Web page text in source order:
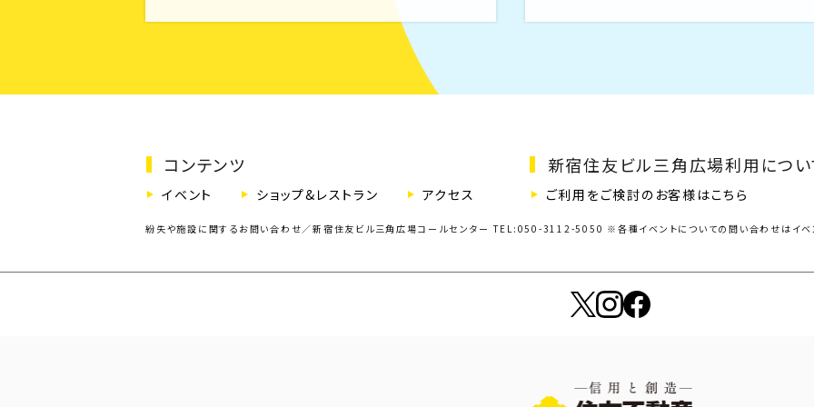
コンテンツ
イベント ショップ&レストラン アクセス
新宿住友ビル三角広場利用につい
ご利用をご検討のお客様はこちら
紛失や施設に関するお問い合わせ／新宿住友ビル三角広場コールセンター TEL:050-3112-5050 ※各種イベントについての問い合わせはイベ